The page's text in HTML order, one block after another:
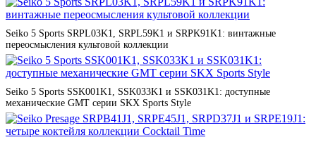
Seiko 5 Sports SRPL03K1, SRPL59K1 и SRPK91K1: винтажные
переосмысления культовой коллекции
Seiko 5 Sports SSK001K1, SSK033K1 и SSK031K1: доступные
механические GMT серии SKX Sports Style